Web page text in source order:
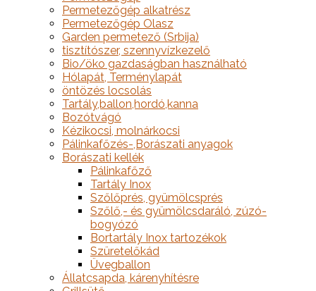
Permetezőgép alkatrész
Permetezőgép Olasz
Garden permetező (Srbija)
tisztítószer, szennyvízkezelő
Bio/öko gazdaságban használható
Hólapát, Terménylapát
öntözés locsolás
Tartály,ballon,hordó,kanna
Bozótvágó
Kézikocsi, molnárkocsi
Pálinkafőzés-,Borászati anyagok
Borászati kellék
Pálinkafőző
Tartály Inox
Szőlőprés, gyümölcsprés
Szőlő,- és gyümölcsdaráló, zúzó-
bogyózó
Bortartály Inox tartozékok
Szüretelőkád
Üvegballon
Állatcsapda, kárenyhítésre